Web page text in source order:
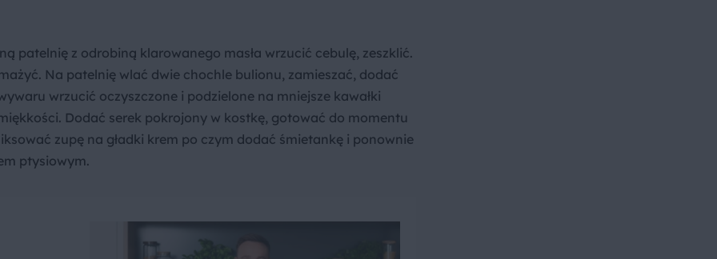
patelnię z odrobiną klarowanego masła wrzucić cebulę, zeszklić.
Na patelnię wlać dwie chochle bulionu, zamieszać, dodać
wrzucić oczyszczone i podzielone na mniejsze kawałki
Dodać serek pokrojony w kostkę, gotować do momentu
zupę na gładki krem po czym dodać śmietankę i ponownie
ptysiowym.